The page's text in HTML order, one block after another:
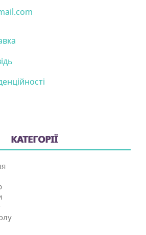
КАТЕГОРІЇ